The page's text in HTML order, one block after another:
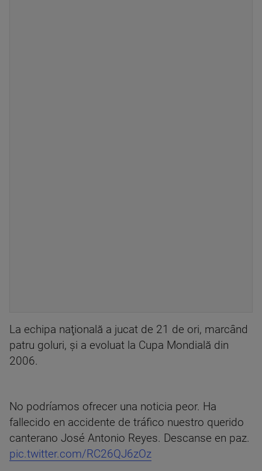
La echipa naţională a jucat de 21 de ori, marcând
patru goluri, şi a evoluat la Cupa Mondială din
2006.
No podríamos ofrecer una noticia peor. Ha
fallecido en accidente de tráfico nuestro querido
canterano José Antonio Reyes. Descanse en paz.
pic.twitter.com/RC26QJ6zOz